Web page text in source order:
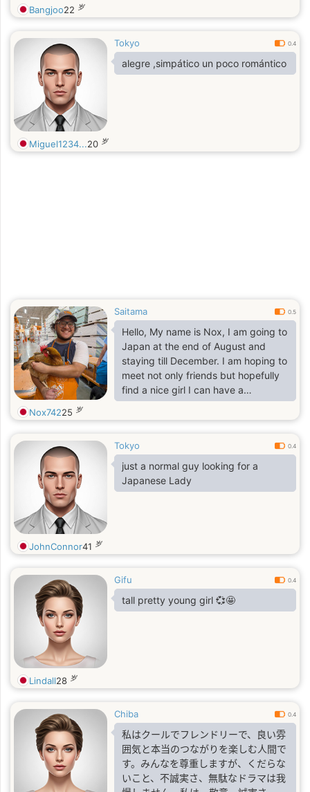
Bangjoo22 岁
Tokyo 0.4
alegre ,simpático un poco romántico
Miguel1234...20 岁
Saitama 0.5
Hello, My name is Nox, I am going to
Japan at the end of August and
staying till December. I am hoping to
meet not only friends but hopefully
find a nice girl I can have a
relationship with.
Nox74225 岁
Tokyo 0.4
just a normal guy looking for a
Japanese Lady
JohnConnor41 岁
Gifu 0.4
tall pretty young girl 💞🤩
Lindall28 岁
Chiba 0.4
私はクールでフレンドリーで、良い雰
囲気と本当のつながりを楽しむ人間で
す。みんなを尊重しますが、くだらな
いこと、不誠実さ、無駄なドラマは我